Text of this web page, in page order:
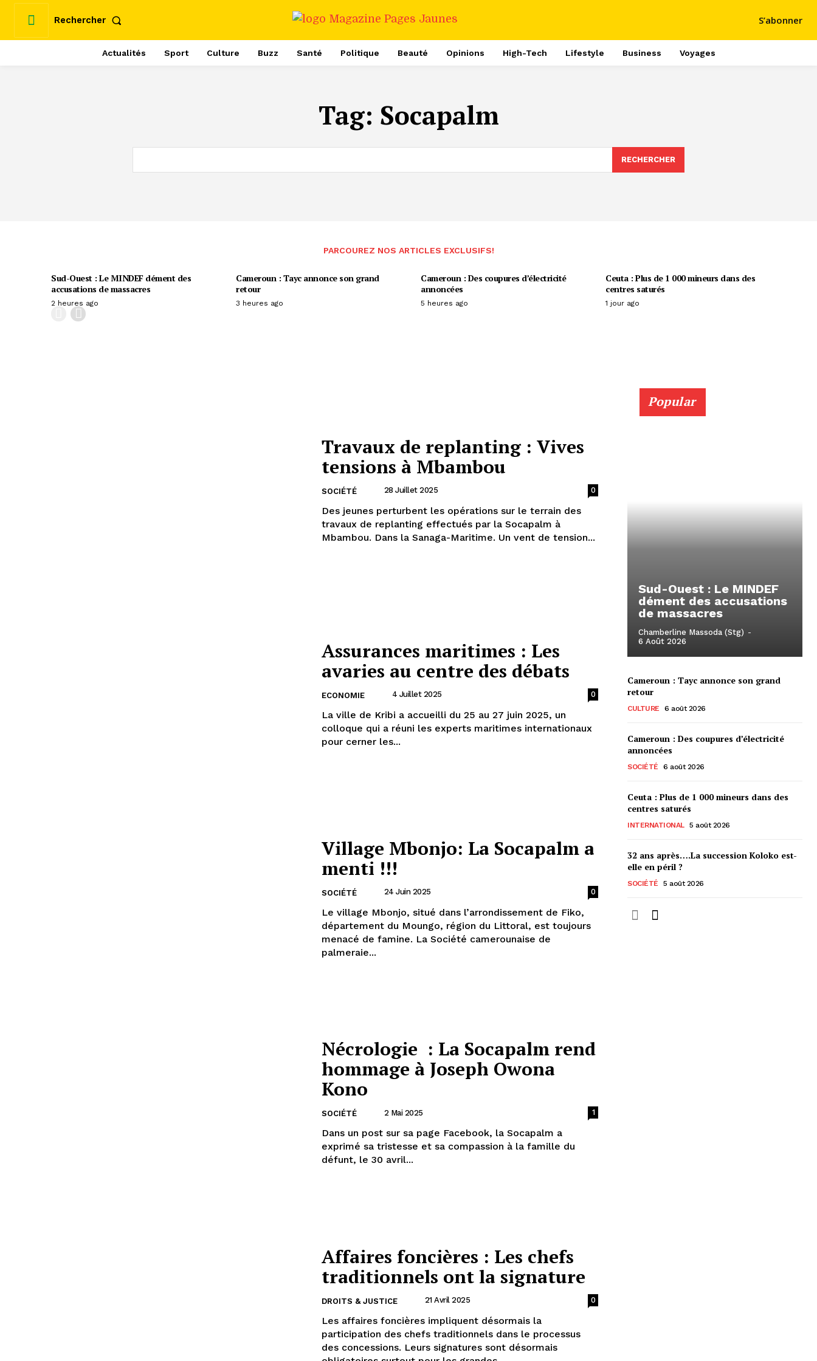
Rechercher S’abonner
Actualités Sport Culture Buzz Santé Politique Beauté Opinions High-Tech Lifestyle Business Voyages
Tag: Socapalm
RECHERCHER
PARCOUREZ NOS ARTICLES EXCLUSIFS!
Sud-Ouest : Le MINDEF dément des
accusations de massacres
2 heures ago
Cameroun : Tayc annonce son grand
retour
3 heures ago
Cameroun : Des coupures d’électricité
annoncées
5 heures ago
Ceuta : Plus de 1 000 mineurs dans des
centres saturés
1 jour ago
Travaux de replanting : Vives
tensions à Mbambou
SOCIÉTÉ 28 Juillet 2025 0
Des jeunes perturbent les opérations sur le terrain des
travaux de replanting effectués par la Socapalm à
Mbambou. Dans la Sanaga-Maritime. Un vent de tension...
Assurances maritimes : Les
avaries au centre des débats
ECONOMIE 4 Juillet 2025 0
La ville de Kribi a accueilli du 25 au 27 juin 2025, un
colloque qui a réuni les experts maritimes internationaux
pour cerner les...
Village Mbonjo: La Socapalm a
menti !!!
SOCIÉTÉ 24 Juin 2025 0
Le village Mbonjo, situé dans l’arrondissement de Fiko,
département du Moungo, région du Littoral, est toujours
menacé de famine. La Société camerounaise de
palmeraie...
Nécrologie : La Socapalm rend
hommage à Joseph Owona
Kono
SOCIÉTÉ 2 Mai 2025 1
Dans un post sur sa page Facebook, la Socapalm a
exprimé sa tristesse et sa compassion à la famille du
défunt, le 30 avril...
Affaires foncières : Les chefs
traditionnels ont la signature
DROITS & JUSTICE 21 Avril 2025 0
Les affaires foncières impliquent désormais la
participation des chefs traditionnels dans le processus
des concessions. Leurs signatures sont désormais
Popular
Sud-Ouest : Le MINDEF
dément des accusations
de massacres
Chamberline Massoda (Stg) -
6 Août 2026
Cameroun : Tayc annonce son grand
retour
CULTURE 6 août 2026
Cameroun : Des coupures d’électricité
annoncées
SOCIÉTÉ 6 août 2026
Ceuta : Plus de 1 000 mineurs dans des
centres saturés
INTERNATIONAL 5 août 2026
32 ans après….La succession Koloko est-
elle en péril ?
SOCIÉTÉ 5 août 2026